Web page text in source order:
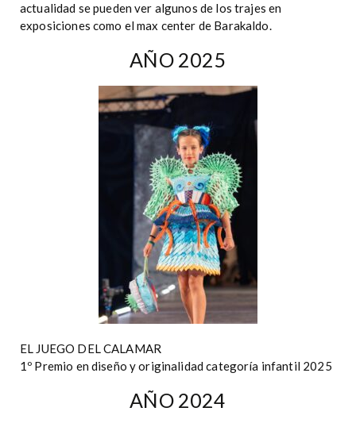
actualidad se pueden ver algunos de los trajes en
exposiciones como el max center de Barakaldo.
AÑO 2025
EL JUEGO DEL CALAMAR
1º Premio en diseño y originalidad categoría infantil 2025
AÑO 2024